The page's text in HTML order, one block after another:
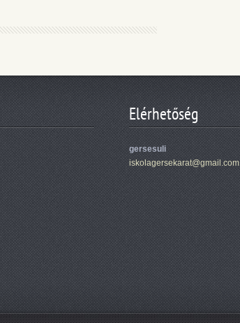
Elérhetőség
gersesuli
iskolagersekarat@gmail.com